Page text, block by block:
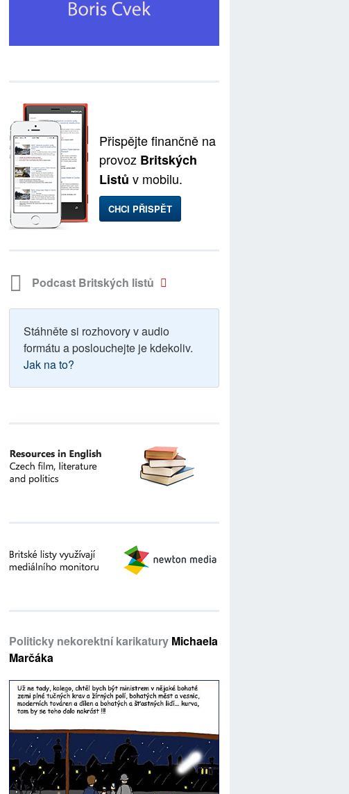
Přispějte finančně na
provoz Britských
Listů v mobilu.
CHCI PŘISPĚT
Podcast Britských listů
Stáhněte si rozhovory v audio
formátu a poslouchejte je kdekoliv.
Jak na to?
Politicky nekorektní karikatury Michaela
Marčáka